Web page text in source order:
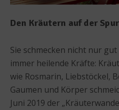
Den Kräutern auf der Spur
Sie schmecken nicht nur
immer heilende Kräfte:
wie Rosmarin, Liebstöckel,
Gaumen und Körper
Juni 2019 der